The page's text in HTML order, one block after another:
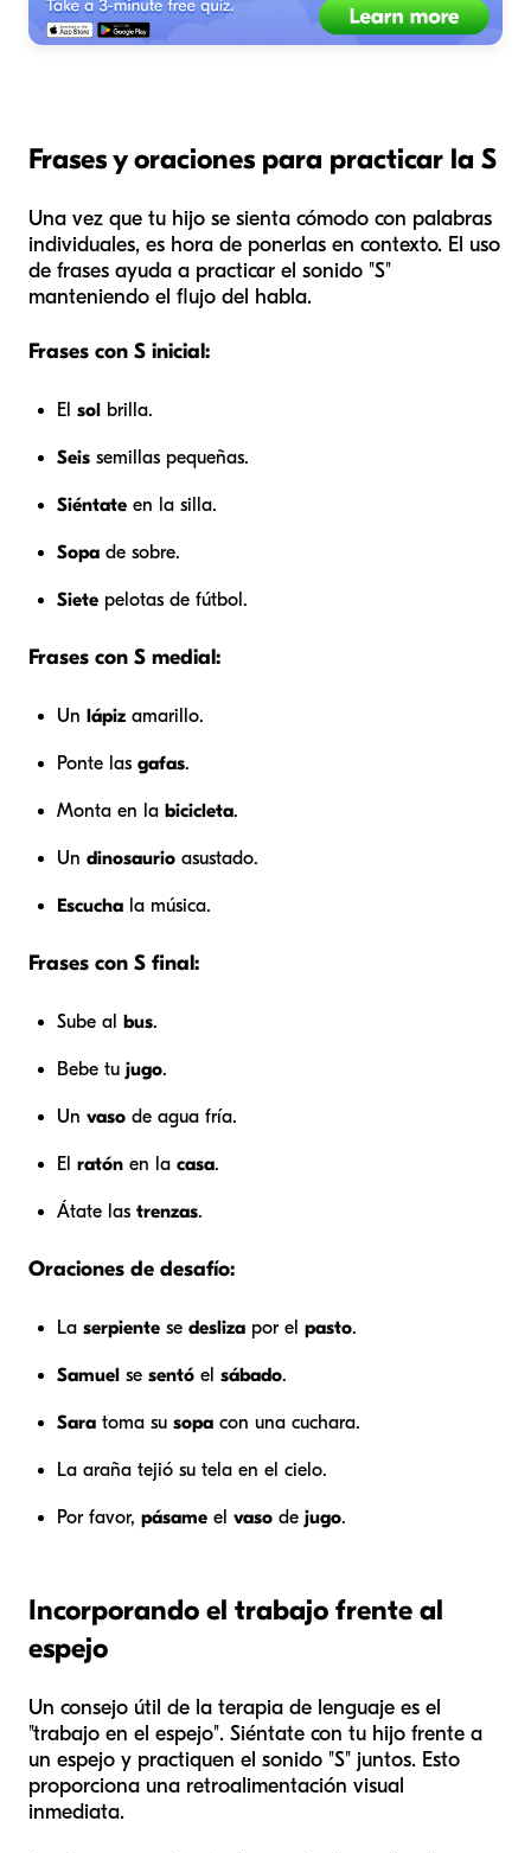
Frases y oraciones para practicar la S
Una vez que tu hijo se sienta cómodo con palabras
individuales, es hora de ponerlas en contexto. El uso
de frases ayuda a practicar el sonido "S"
manteniendo el flujo del habla.
Frases con S inicial:
El sol brilla.
Seis semillas pequeñas.
Siéntate en la silla.
Sopa de sobre.
Siete pelotas de fútbol.
Frases con S medial:
Un lápiz amarillo.
Ponte las gafas.
Monta en la bicicleta.
Un dinosaurio asustado.
Escucha la música.
Frases con S final:
Sube al bus.
Bebe tu jugo.
Un vaso de agua fría.
El ratón en la casa.
Átate las trenzas.
Oraciones de desafío:
La serpiente se desliza por el pasto.
Samuel se sentó el sábado.
Sara toma su sopa con una cuchara.
La araña tejió su tela en el cielo.
Por favor, pásame el vaso de jugo.
Incorporando el trabajo frente al
espejo
Un consejo útil de la terapia de lenguaje es el
"trabajo en el espejo". Siéntate con tu hijo frente a
un espejo y practiquen el sonido "S" juntos. Esto
proporciona una retroalimentación visual
inmediata.